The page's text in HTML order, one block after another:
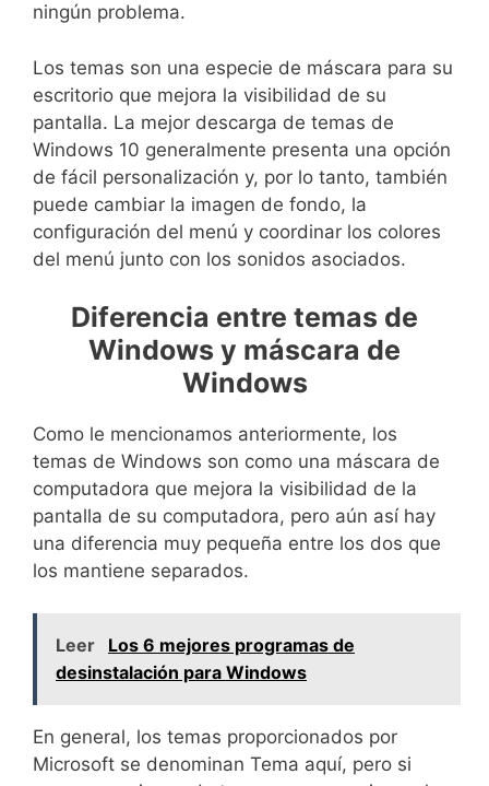
ningún problema.
Los temas son una especie de máscara para su
escritorio que mejora la visibilidad de su
pantalla. La mejor descarga de temas de
Windows 10 generalmente presenta una opción
de fácil personalización y, por lo tanto, también
puede cambiar la imagen de fondo, la
configuración del menú y coordinar los colores
del menú junto con los sonidos asociados.
Diferencia entre temas de
Windows y máscara de
Windows
Como le mencionamos anteriormente, los
temas de Windows son como una máscara de
computadora que mejora la visibilidad de la
pantalla de su computadora, pero aún así hay
una diferencia muy pequeña entre los dos que
los mantiene separados.
Leer
Los 6 mejores programas de
desinstalación para Windows
En general, los temas proporcionados por
Microsoft se denominan Tema aquí, pero si